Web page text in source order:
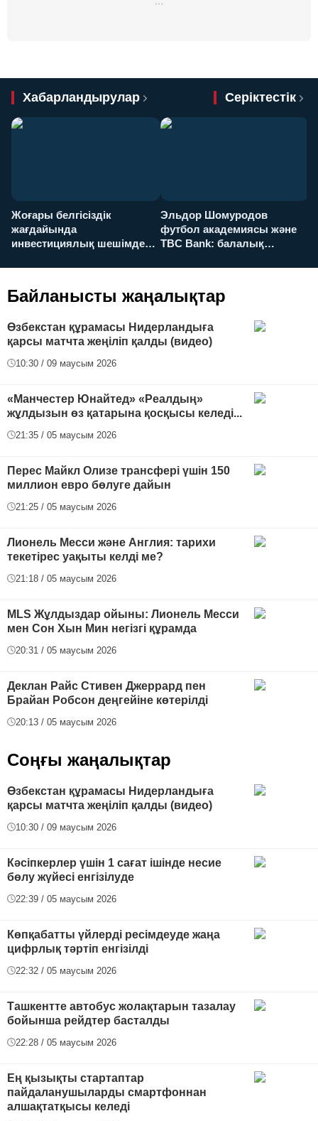
Хабарландырулар Серіктестік
Жоғары белгісіздік
жағдайында
инвестициялық шешімдер
Эльдор Шомуродов
футбол академиясы және
TBC Bank: балалық
Байланысты жаңалықтар
Өзбекстан құрамасы Нидерландыға
қарсы матчта жеңіліп қалды (видео)
10:30 / 09 маусым 2026
«Манчестер Юнайтед» «Реалдың»
жұлдызын өз қатарына қосқысы келеді...
21:35 / 05 маусым 2026
Перес Майкл Олизе трансфері үшін 150
миллион евро бөлуге дайын
21:25 / 05 маусым 2026
Лионель Месси және Англия: тарихи
текетірес уақыты келді ме?
21:18 / 05 маусым 2026
MLS Жұлдыздар ойыны: Лионель Месси
мен Сон Хын Мин негізгі құрамда
20:31 / 05 маусым 2026
Деклан Райс Стивен Джеррард пен
Брайан Робсон деңгейіне көтерілді
20:13 / 05 маусым 2026
Соңғы жаңалықтар
Өзбекстан құрамасы Нидерландыға
қарсы матчта жеңіліп қалды (видео)
10:30 / 09 маусым 2026
Кәсіпкерлер үшін 1 сағат ішінде несие
бөлу жүйесі енгізілуде
22:39 / 05 маусым 2026
Көпқабатты үйлерді ресімдеуде жаңа
цифрлық тәртіп енгізілді
22:32 / 05 маусым 2026
Ташкентте автобус жолақтарын тазалау
бойынша рейдтер басталды
22:28 / 05 маусым 2026
Ең қызықты стартаптар
пайдаланушыларды смартфоннан
алшақтатқысы келеді